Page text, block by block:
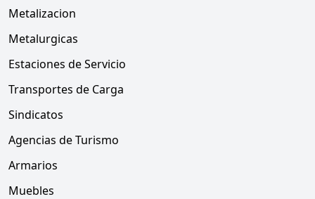
Metalizacion
Metalurgicas
Estaciones de Servicio
Transportes de Carga
Sindicatos
Agencias de Turismo
Armarios
Muebles